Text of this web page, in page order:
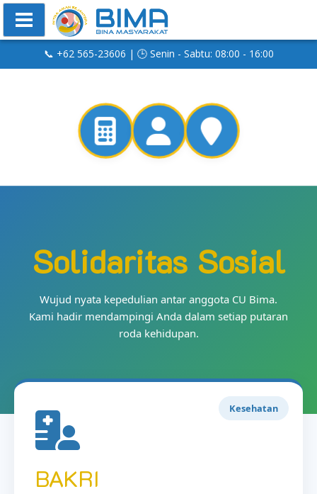
📞 +62 565-23606 | 🕒 Senin - Sabtu: 08:00 - 16:00
Solidaritas Sosial
Wujud nyata kepedulian antar anggota CU Bima.
Kami hadir mendampingi Anda dalam setiap putaran
roda kehidupan.
Kesehatan
BAKRI